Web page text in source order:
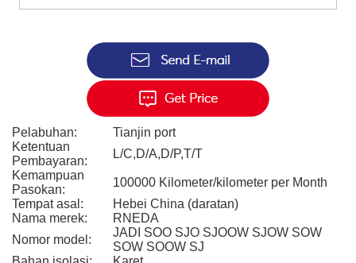
Pelabuhan:
Tianjin port
Ketentuan
Pembayaran:
L/C,D/A,D/P,T/T
Kemampuan
Pasokan:
100000 Kilometer/kilometer per Month
Tempat asal:
Hebei China (daratan)
Nama merek:
RNEDA
Nomor model:
JADI SOO SJO SJOOW SJOW SOW
SOW SOOW SJ